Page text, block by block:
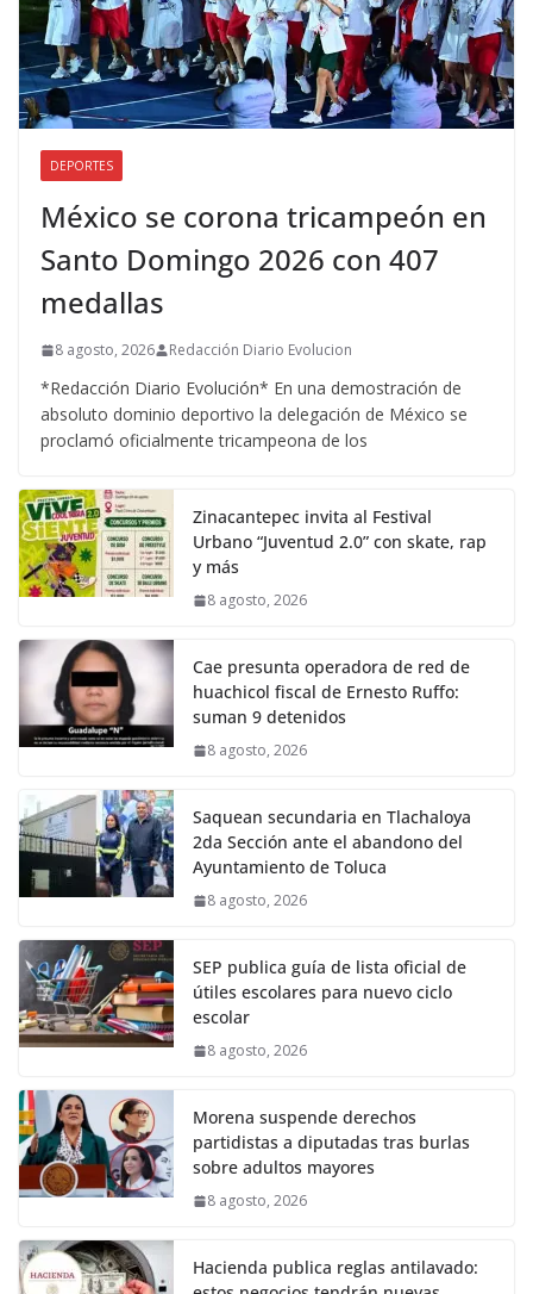
DEPORTES
México se corona tricampeón en
Santo Domingo 2026 con 407
medallas
8 agosto, 2026 Redacción Diario Evolucion
*Redacción Diario Evolución* En una demostración de
absoluto dominio deportivo la delegación de México se
proclamó oficialmente tricampeona de los
Zinacantepec invita al Festival
Urbano “Juventud 2.0” con skate, rap
y más
8 agosto, 2026
Cae presunta operadora de red de
huachicol fiscal de Ernesto Ruffo:
suman 9 detenidos
8 agosto, 2026
Saquean secundaria en Tlachaloya
2da Sección ante el abandono del
Ayuntamiento de Toluca
8 agosto, 2026
SEP publica guía de lista oficial de
útiles escolares para nuevo ciclo
escolar
8 agosto, 2026
Morena suspende derechos
partidistas a diputadas tras burlas
sobre adultos mayores
8 agosto, 2026
Hacienda publica reglas antilavado: